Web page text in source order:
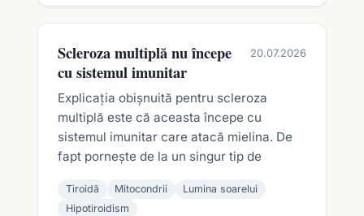
Scleroza multiplă nu începe
cu sistemul imunitar
20.07.2026
Explicația obișnuită pentru scleroza
multiplă este că aceasta începe cu
sistemul imunitar care atacă mielina. De
fapt pornește de la un singur tip de
Tiroidă Mitocondrii
Lumina soarelui
Hipotiroidism